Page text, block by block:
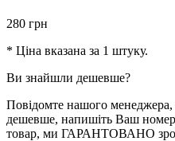
280 грн
* Ціна вказана за 1 штуку.
Ви знайшли дешевше?
Повідомте нашого
дешевше, напишіть Ваш
товар, ми ГАРАНТОВАНО